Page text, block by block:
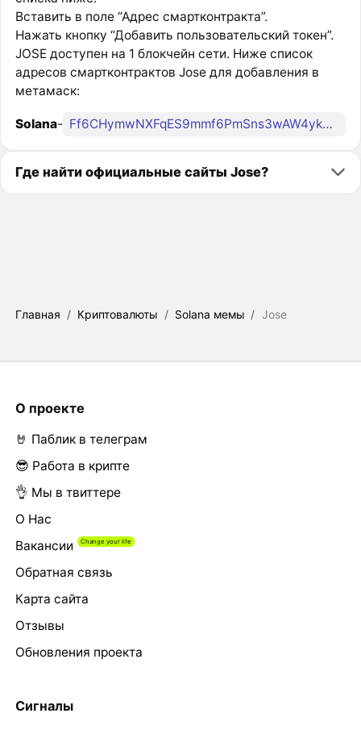
Вставить в поле “Адрес смартконтракта”.
Нажать кнопку “Добавить пользовательский токен”.
JOSE доступен на 1 блокчейн сети. Ниже список
адресов смартконтрактов Jose для добавления в
метамаск:
Solana- Ff6CHymwNXFqES9mmf6PmSns3wAW4ykWgSgZJRMfH6dk
Где найти официальные сайты Jose?
Главная / Криптовалюты / Solana мемы / Jose
О проекте
🤘 Паблик в телеграм
😎 Работа в крипте
👌 Мы в твиттере
О Нас
Вакансии
Обратная связь
Карта сайта
Отзывы
Обновления проекта
Сигналы